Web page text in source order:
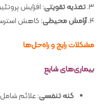
۳. تغذیه تقویتی: افزایش
۴. آرامش محیطی: کاهش
مشکلات رایج و راه‌حل‌ها
بیماری‌های شایع
کنه تنفسی: علائم